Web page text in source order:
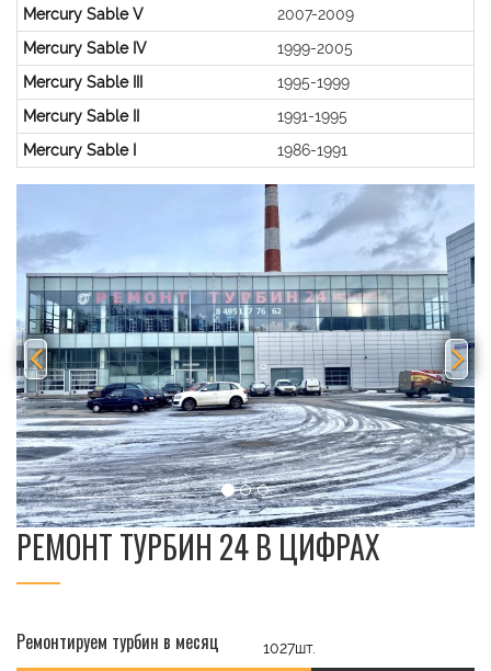
Mercury Sable V
2007-2009
Mercury Sable IV
1999-2005
Mercury Sable III
1995-1999
Mercury Sable II
1991-1995
Mercury Sable I
1986-1991
РЕМОНТ ТУРБИН 24 В ЦИФРАХ
Ремонтируем турбин в месяц 1027шт.